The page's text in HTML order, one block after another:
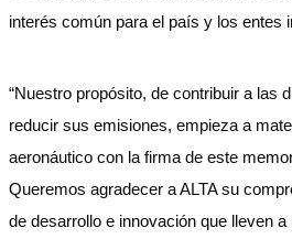
interés común para el país y los entes
“Nuestro propósito, de contribuir a las
reducir sus emisiones, empieza a
aeronáutico con la firma de este
Queremos agradecer a ALTA su
de desarrollo e innovación que lleven